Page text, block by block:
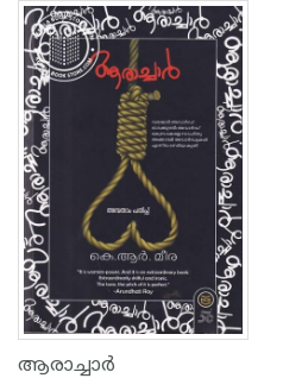
5
4
3
2
1
ആരാച്ചാര്‍